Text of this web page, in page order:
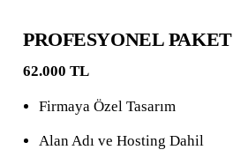
PROFESYONEL PAKET
62.000 TL
Firmaya Özel Tasarım
Alan Adı ve Hosting Dahil